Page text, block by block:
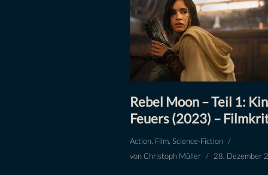
Rebel Moon – Teil 1:
Feuers (2023) –
Action, Film, Science-Fiction
vonChristoph Müller 28. Dezember